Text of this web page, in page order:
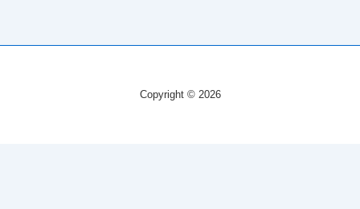
Copyright © 2026